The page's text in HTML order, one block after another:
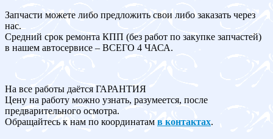
Запчасти можете либо предложить свои либо заказать через
нас.
Средний срок ремонта КПП (без работ по закупке запчастей)
в нашем автосервисе – ВСЕГО 4 ЧАСА.
На все работы даётся ГАРАНТИЯ
Цену на работу можно узнать, разумеется, после
предварительного осмотра.
Обращайтесь к нам по координатам в контактах.